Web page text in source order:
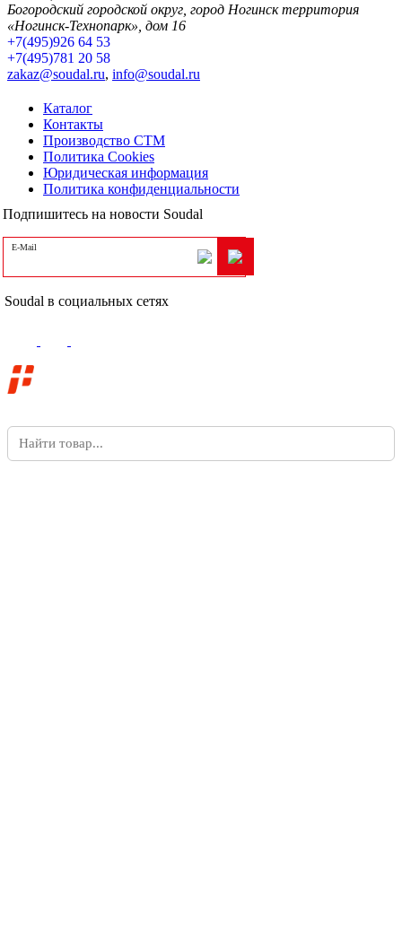
Богородский городской округ, город Ногинск территория
«Ногинск-Технопарк», дом 16
+7(495)926 64 53
+7(495)781 20 58
zakaz@soudal.ru, info@soudal.ru
Каталог
Контакты
Производство СТМ
Политика Cookies
Юридическая информация
Политика конфиденциальности
Подпишитесь на новости Soudal
E-Mail
Soudal в социальных сетях